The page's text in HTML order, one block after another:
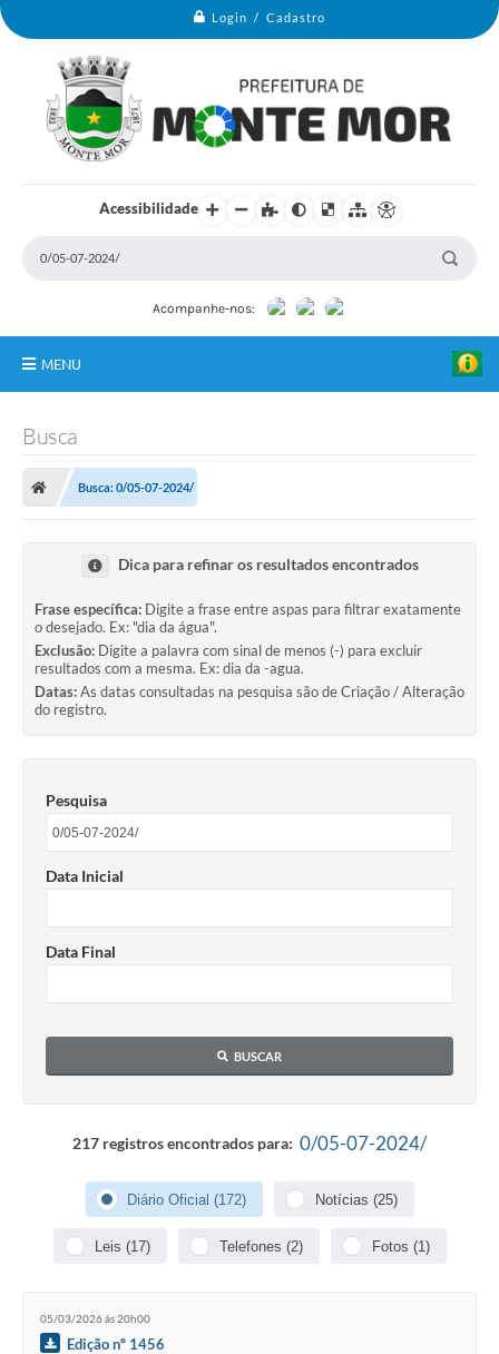
Login / Cadastro
Acessibilidade
Acompanhe-nos:
MENU
Transparência
Portal do Cidadão
Editais
A Prefeitura
Contratos
Legislação
Arquivos para Download
Busca
Busca: 0/05-07-2024/
Dica para refinar os resultados encontrados
Frase específica: Digite a frase entre aspas para filtrar exatamente
o desejado. Ex: "dia da água".
Exclusão: Digite a palavra com sinal de menos (-) para excluir
resultados com a mesma. Ex: dia da -agua.
Datas:As datas consultadas na pesquisa são de Criação / Alteração
do registro.
Pesquisa
Data Inicial
Data Final
BUSCAR
217 registros encontrados para: 0/05-07-2024/
Diário Oficial (172) Notícias (25)
Leis (17) Telefones (2) Fotos (1)
05/03/2026 às 20h00
Edição nº 1456